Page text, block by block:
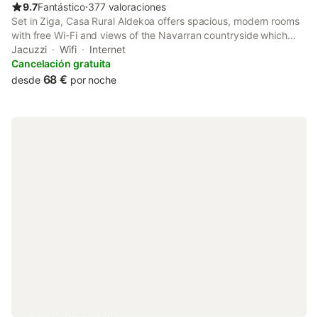
9.7Fantástico⋅377 valoraciones
Set in Ziga, Casa Rural Aldekoa offers spacious, modern rooms
with free Wi-Fi and views of the Navarran countryside which
surrounds it. There is an on-site restaurant, barbecue facilities
and lounge areas.
Jacuzzi Wifi
Internet
Cancelación gratuita
desde 68 € por noche